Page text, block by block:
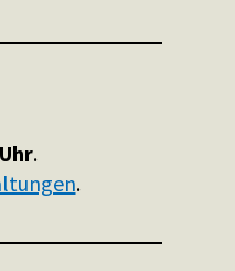
.
.